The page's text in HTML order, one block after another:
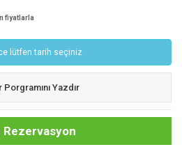
fiyatlarla
lütfen tarih seçiniz
Porgramını Yazdır
Rezervasyon